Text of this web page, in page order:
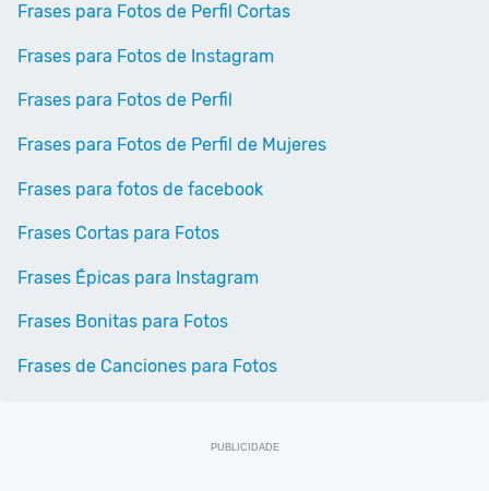
Frases para Fotos de Perfil Cortas
Frases para Fotos de Instagram
Frases para Fotos de Perfil
Frases para Fotos de Perfil de Mujeres
Frases para fotos de facebook
Frases Cortas para Fotos
Frases Épicas para Instagram
Frases Bonitas para Fotos
Frases de Canciones para Fotos